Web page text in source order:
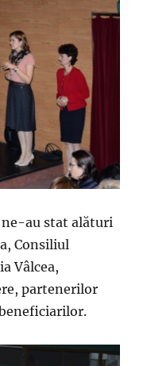
au stat alături
Consiliul
Vâlcea,
partenerilor